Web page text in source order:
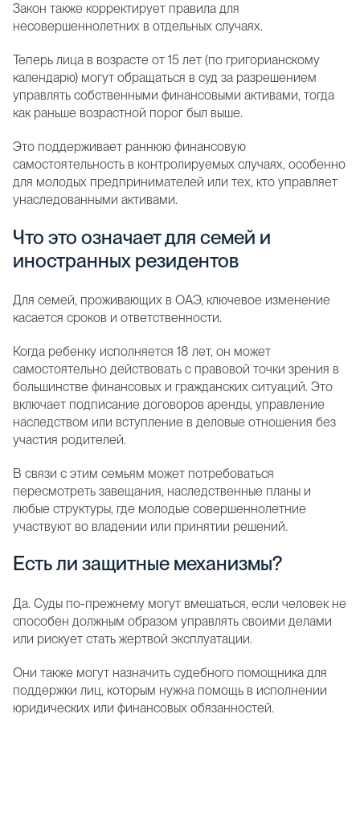
Закон также корректирует правила для
несовершеннолетних в отдельных случаях.
Теперь лица в возрасте от 15 лет (по григорианскому
календарю) могут обращаться в суд за разрешением
управлять собственными финансовыми активами, тогда
как раньше возрастной порог был выше.
Это поддерживает раннюю финансовую
самостоятельность в контролируемых случаях, особенно
для молодых предпринимателей или тех, кто управляет
унаследованными активами.
Что это означает для семей и
иностранных резидентов
Для семей, проживающих в ОАЭ, ключевое изменение
касается сроков и ответственности.
Когда ребенку исполняется 18 лет, он может
самостоятельно действовать с правовой точки зрения в
большинстве финансовых и гражданских ситуаций. Это
включает подписание договоров аренды, управление
наследством или вступление в деловые отношения без
участия родителей.
В связи с этим семьям может потребоваться
пересмотреть завещания, наследственные планы и
любые структуры, где молодые совершеннолетние
участвуют во владении или принятии решений.
Есть ли защитные механизмы?
Да. Суды по-прежнему могут вмешаться, если человек не
способен должным образом управлять своими делами
или рискует стать жертвой эксплуатации.
Они также могут назначить судебного помощника для
поддержки лиц, которым нужна помощь в исполнении
юридических или финансовых обязанностей.